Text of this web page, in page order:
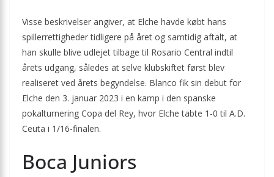
Visse beskrivelser angiver, at Elche havde købt hans
spillerrettigheder tidligere på året og samtidig aftalt, at
han skulle blive udlejet tilbage til Rosario Central indtil
årets udgang, således at selve klubskiftet først blev
realiseret ved årets begyndelse. Blanco fik sin debut for
Elche den 3. januar 2023 i en kamp i den spanske
pokalturnering Copa del Rey, hvor Elche tabte 1-0 til A.D.
Ceuta i 1/16-finalen.
Boca Juniors